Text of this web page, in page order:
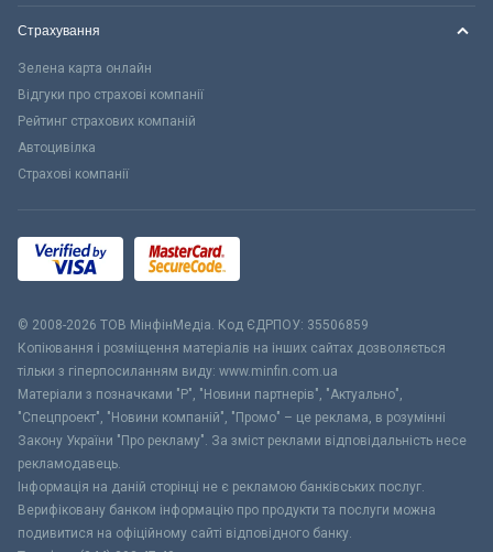
Страхування
Зелена карта онлайн
Відгуки про страхові компанії
Рейтинг страхових компаній
Автоцивілка
Страхові компанії
© 2008-2026 ТОВ МiнфiнМедiа. Код ЄДРПОУ: 35506859
Копіювання і розміщення матеріалів на інших сайтах дозволяється
тільки з гіперпосиланням виду: www.minfin.com.ua
Матеріали з позначками "Р", "Новини партнерів", "Актуально",
"Спецпроект", "Новини компаній", "Промо" – це реклама, в розумінні
Закону України "Про рекламу". За зміст реклами відповідальність несе
рекламодавець.
Інформація на даній сторінці не є рекламою банківських послуг.
Верифіковану банком інформацію про продукти та послуги можна
подивитися на офіційному сайті відповідного банку.